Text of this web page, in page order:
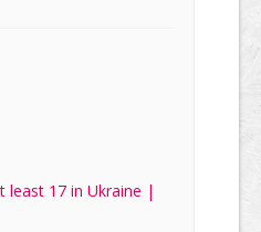
least 17 in Ukraine |